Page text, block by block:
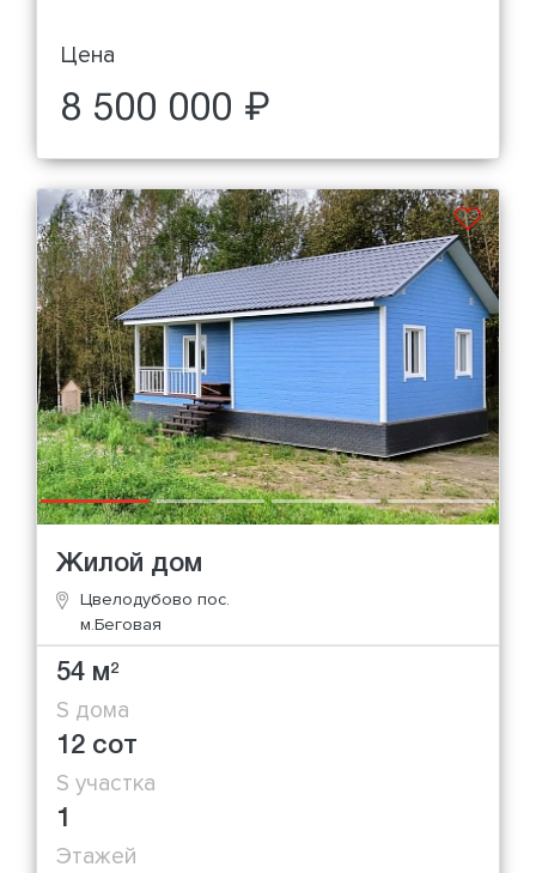
Цена
8 500 000 ₽
Жилой дом
Цвелодубово пос.
м.Беговая
54 м2
S дома
12 сот
S участка
1
Этажей